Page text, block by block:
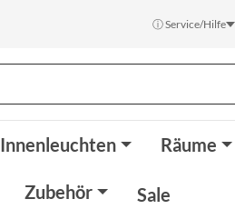
ⓘ Service/Hilfe
Innenleuchten Räume
Zubehör Sale